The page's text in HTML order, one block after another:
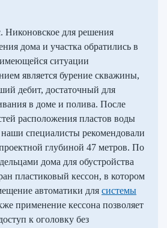
Никоновское для решения
дома и участка обратились в
ситуации
является бурение скважины,
дебит, достаточный для
в доме и полива. После
расположения пластов воды
наши специалисты рекомендовали
глубиной 47 метров. По
дома для обустройства
пластиковый кессон, в котором
автоматики для системы
применение кессона позволяет
к оголовку без